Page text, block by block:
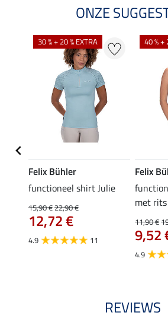
ONZE
30 % + 20 % EXTRA
Felix Bühler
functioneel shirt Julie
15,90 €22,90 €
12,72 €
4.9 11
40 % +
Felix
met rits
11,90 €
9,52
4.9
REVIEWS